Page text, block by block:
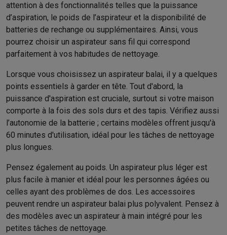
attention à des fonctionnalités telles que la puissance
d’aspiration, le poids de l’aspirateur et la disponibilité de
batteries de rechange ou supplémentaires. Ainsi, vous
pourrez choisir un aspirateur sans fil qui correspond
parfaitement à vos habitudes de nettoyage.
Lorsque vous choisissez un aspirateur balai, il y a quelques
points essentiels à garder en tête. Tout d'abord, la
puissance d'aspiration est cruciale, surtout si votre maison
comporte à la fois des sols durs et des tapis. Vérifiez aussi
l’autonomie de la batterie ; certains modèles offrent jusqu'à
60 minutes d'utilisation, idéal pour les tâches de nettoyage
plus longues.
Pensez également au poids. Un aspirateur plus léger est
plus facile à manier et idéal pour les personnes âgées ou
celles ayant des problèmes de dos. Les accessoires
peuvent rendre un aspirateur balai plus polyvalent. Pensez à
des modèles avec un aspirateur à main intégré pour les
petites tâches de nettoyage.